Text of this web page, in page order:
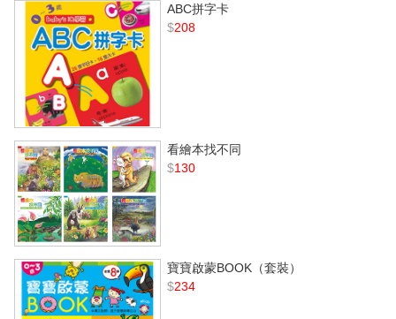
ABC拼字卡
$208
看繪本找不同
$130
寶寶啟蒙BOOK（套裝）
$234